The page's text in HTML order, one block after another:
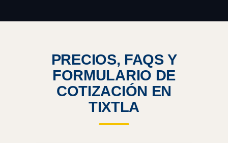
PRECIOS, FAQS Y
FORMULARIO DE
COTIZACIÓN EN
TIXTLA